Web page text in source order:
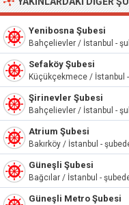
Yenibosna Şubesi
Bahçelievler / İstanbul -
Sefaköy Şubesi
Küçükçekmece / İstanbul
Şirinevler Şubesi
Bahçelievler / İstanbul -
Atrium Şubesi
Bakırköy / İstanbul -
Güneşli Şubesi
Bağcılar / İstanbul -
Güneşli Metro Şubesi